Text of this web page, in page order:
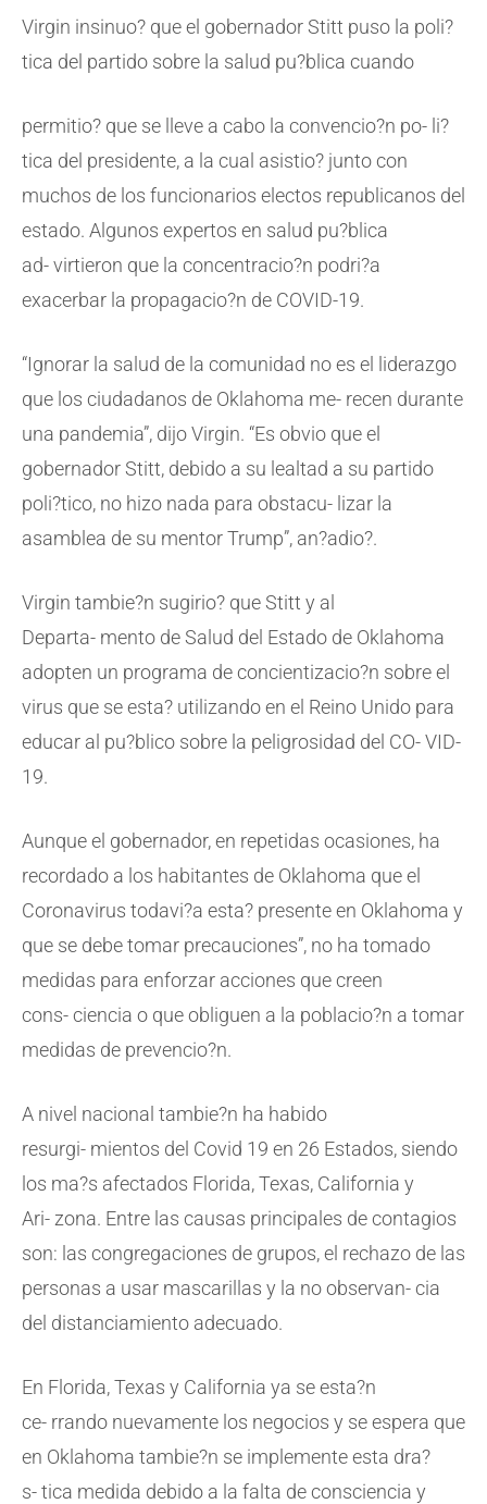
Virgin insinuo? que el gobernador Stitt puso la poli?
tica del partido sobre la salud pu?blica cuando
permitio? que se lleve a cabo la convencio?n po- li?
tica del presidente, a la cual asistio? junto con
muchos de los funcionarios electos republicanos del
estado. Algunos expertos en salud pu?blica
ad- virtieron que la concentracio?n podri?a
exacerbar la propagacio?n de COVID-19.
“Ignorar la salud de la comunidad no es el liderazgo
que los ciudadanos de Oklahoma me- recen durante
una pandemia”, dijo Virgin. “Es obvio que el
gobernador Stitt, debido a su lealtad a su partido
poli?tico, no hizo nada para obstacu- lizar la
asamblea de su mentor Trump”, an?adio?.
Virgin tambie?n sugirio? que Stitt y al
Departa- mento de Salud del Estado de Oklahoma
adopten un programa de concientizacio?n sobre el
virus que se esta? utilizando en el Reino Unido para
educar al pu?blico sobre la peligrosidad del CO- VID-
19.
Aunque el gobernador, en repetidas ocasiones, ha
recordado a los habitantes de Oklahoma que el
Coronavirus todavi?a esta? presente en Oklahoma y
que se debe tomar precauciones”, no ha tomado
medidas para enforzar acciones que creen
cons- ciencia o que obliguen a la poblacio?n a tomar
medidas de prevencio?n.
A nivel nacional tambie?n ha habido
resurgi- mientos del Covid 19 en 26 Estados, siendo
los ma?s afectados Florida, Texas, California y
Ari- zona. Entre las causas principales de contagios
son: las congregaciones de grupos, el rechazo de las
personas a usar mascarillas y la no observan- cia
del distanciamiento adecuado.
En Florida, Texas y California ya se esta?n
ce- rrando nuevamente los negocios y se espera que
en Oklahoma tambie?n se implemente esta dra?
s- tica medida debido a la falta de consciencia y